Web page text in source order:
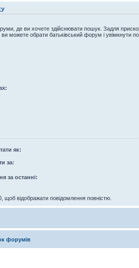
де ви хочете здійснювати пошук. Задля
можете обрати батьківський форум і увімкнути
як:
за:
за останні:
щоб відображати повідомлення повністю.
форумів